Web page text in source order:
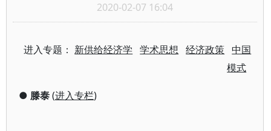
2020-02-07 16:04
进入专题： 新供给经济学 学术思想 经济政策 中国
模式
● 滕泰(进入专栏)